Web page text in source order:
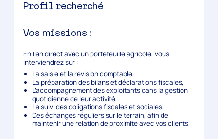
Profil recherché
Vos missions :
En lien direct avec un portefeuille agricole, vous
interviendrez sur :
La saisie et la révision comptable,
La préparation des bilans et déclarations fiscales,
L’accompagnement des exploitants dans la gestion
quotidienne de leur activité,
Le suivi des obligations fiscales et sociales,
Des échanges réguliers sur le terrain, afin de
maintenir une relation de proximité avec vos clients